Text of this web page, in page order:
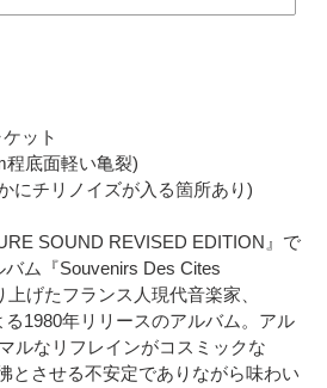
ット
程底面軽い亀裂)
にチリノイズが入る箇所あり)
SOUND REVISED EDITION』で
バム『Souvenirs Des Cites
げたフランス人現代音楽家、
る1980年リリースのアルバム。アル
ルなリフレインがコスミックな
とさせる不安定でありながら味わい